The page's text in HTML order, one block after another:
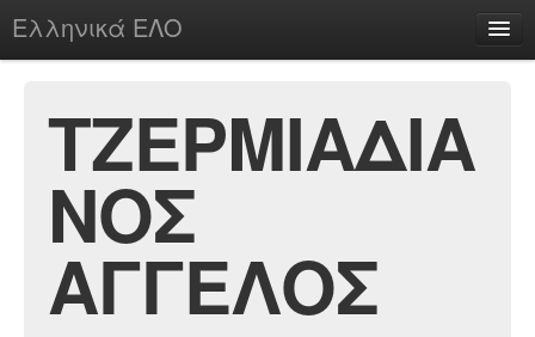
Ελληνικά ΕΛΟ
chesstu.be @ discord
Login
ΤΖΕΡΜΙΑΔΙΑ
ΝΟΣ
ΑΓΓΕΛΟΣ